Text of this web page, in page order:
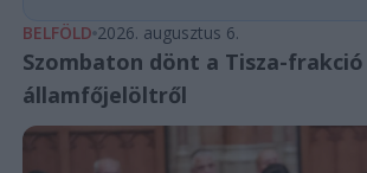
BELFÖLD 2026. augusztus 6.
Szombaton dönt a Tisza-frakció
államfőjelöltről